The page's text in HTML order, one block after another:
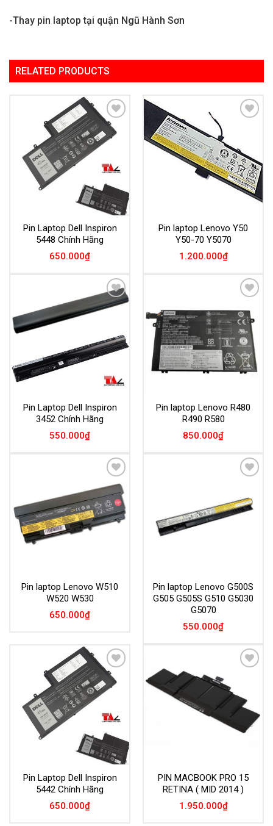
-Thay pin laptop tại quận Ngũ Hành Sơn
RELATED PRODUCTS
Add to
Wishlist
Pin Laptop Dell Inspiron
5448 Chính Hãng
650.000₫
Pin laptop Lenovo Y50
Y50-70 Y5070
1.200.000₫
Add to
Pin Laptop Dell Inspiron
3452 Chính Hãng
550.000₫
Wishlist
Pin laptop Lenovo R480
R490 R580
850.000₫
Add to
Wishlist
Pin laptop Lenovo W510
W520 W530
650.000₫
Pin laptop Lenovo G500S
G505 G505S G510 G5030
G5070
550.000₫
Add to
Wishlist
Pin Laptop Dell Inspiron
5442 Chính Hãng
650.000₫
PIN MACBOOK PRO 15
RETINA ( MID 2014 )
1.950.000₫